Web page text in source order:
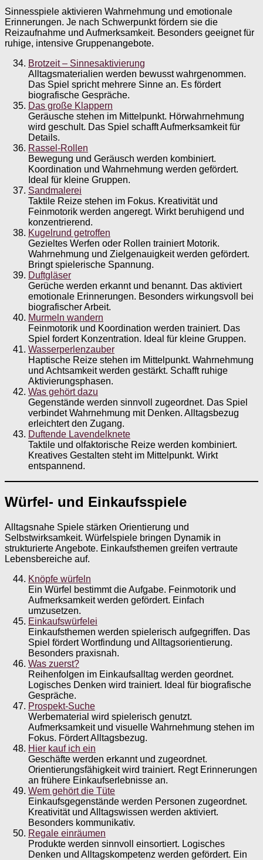
Sinnesspiele aktivieren Wahrnehmung und emotionale
Erinnerungen. Je nach Schwerpunkt fördern sie die
Reizaufnahme und Aufmerksamkeit. Besonders geeignet für
ruhige, intensive Gruppenangebote.
Brotzeit – Sinnesaktivierung
Alltagsmaterialien werden bewusst wahrgenommen.
Das Spiel spricht mehrere Sinne an. Es fördert
biografische Gespräche.
Das große Klappern
Geräusche stehen im Mittelpunkt. Hörwahrnehmung
wird geschult. Das Spiel schafft Aufmerksamkeit für
Details.
Rassel-Rollen
Bewegung und Geräusch werden kombiniert.
Koordination und Wahrnehmung werden gefördert.
Ideal für kleine Gruppen.
Sandmalerei
Taktile Reize stehen im Fokus. Kreativität und
Feinmotorik werden angeregt. Wirkt beruhigend und
konzentrierend.
Kugelrund getroffen
Gezieltes Werfen oder Rollen trainiert Motorik.
Wahrnehmung und Zielgenauigkeit werden gefördert.
Bringt spielerische Spannung.
Duftgläser
Gerüche werden erkannt und benannt. Das aktiviert
emotionale Erinnerungen. Besonders wirkungsvoll bei
biografischer Arbeit.
Murmeln wandern
Feinmotorik und Koordination werden trainiert. Das
Spiel fordert Konzentration. Ideal für kleine Gruppen.
Wasserperlenzauber
Haptische Reize stehen im Mittelpunkt. Wahrnehmung
und Achtsamkeit werden gestärkt. Schafft ruhige
Aktivierungsphasen.
Was gehört dazu
Gegenstände werden sinnvoll zugeordnet. Das Spiel
verbindet Wahrnehmung mit Denken. Alltagsbezug
erleichtert den Zugang.
Duftende Lavendelknete
Taktile und olfaktorische Reize werden kombiniert.
Kreatives Gestalten steht im Mittelpunkt. Wirkt
entspannend.
Würfel- und Einkaufsspiele
Alltagsnahe Spiele stärken Orientierung und
Selbstwirksamkeit. Würfelspiele bringen Dynamik in
strukturierte Angebote. Einkaufsthemen greifen vertraute
Lebensbereiche auf.
Knöpfe würfeln
Ein Würfel bestimmt die Aufgabe. Feinmotorik und
Aufmerksamkeit werden gefördert. Einfach
umzusetzen.
Einkaufswürfelei
Einkaufsthemen werden spielerisch aufgegriffen. Das
Spiel fördert Wortfindung und Alltagsorientierung.
Besonders praxisnah.
Was zuerst?
Reihenfolgen im Einkaufsalltag werden geordnet.
Logisches Denken wird trainiert. Ideal für biografische
Gespräche.
Prospekt-Suche
Werbematerial wird spielerisch genutzt.
Aufmerksamkeit und visuelle Wahrnehmung stehen im
Fokus. Fördert Alltagsbezug.
Hier kauf ich ein
Geschäfte werden erkannt und zugeordnet.
Orientierungsfähigkeit wird trainiert. Regt Erinnerungen
an frühere Einkaufserlebnisse an.
Wem gehört die Tüte
Einkaufsgegenstände werden Personen zugeordnet.
Kreativität und Alltagswissen werden aktiviert.
Besonders kommunikativ.
Regale einräumen
Produkte werden sinnvoll einsortiert. Logisches
Denken und Alltagskompetenz werden gefördert. Ein